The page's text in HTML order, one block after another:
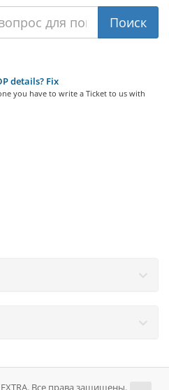
details? Fix
you have to write a Ticket to us with
Все права защищены.